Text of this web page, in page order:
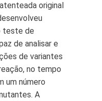
original
teste de
de analisar e
de variantes
no tempo
um número
A